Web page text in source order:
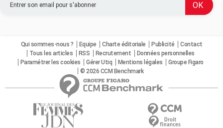
Qui sommes-nous ? Equipe Charte éditoriale Publicité
Contact
Tous les articles
RSS Recrutement
Données personnelles
Paramétrer les cookies
Gérer Utiq Mentions légales
Groupe Figaro
© 2026 CCM Benchmark